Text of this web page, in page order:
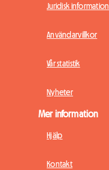
Juridisk information
Användarvillkor
Vår statistik
Nyheter
Mer information
Hjälp
Kontakt